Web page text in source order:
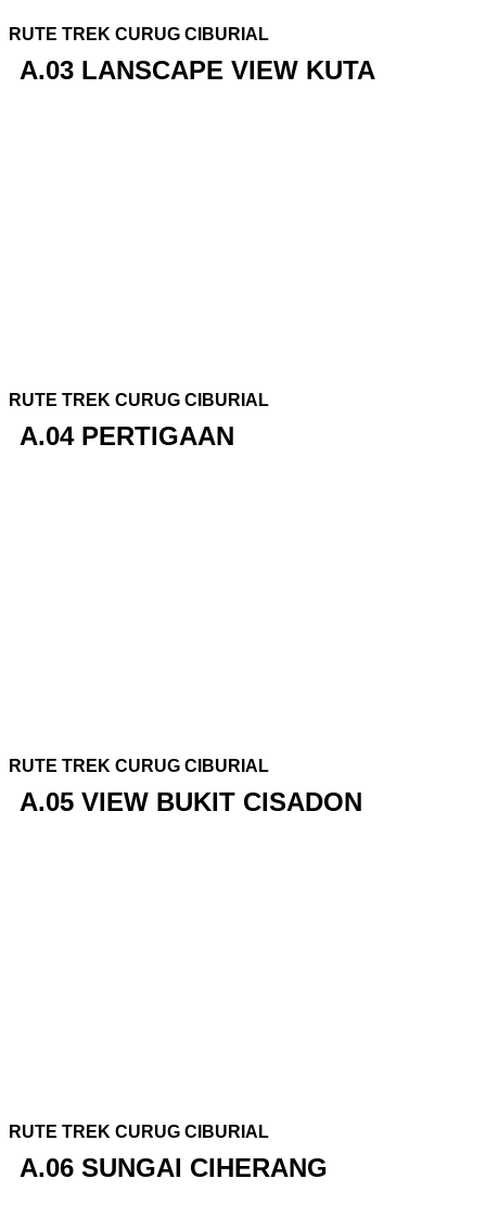
RUTE TREK CURUG CIBURIAL
A.03 LANSCAPE VIEW KUTA
RUTE TREK CURUG CIBURIAL
A.04 PERTIGAAN
RUTE TREK CURUG CIBURIAL
A.05 VIEW BUKIT CISADON
RUTE TREK CURUG CIBURIAL
A.06 SUNGAI CIHERANG